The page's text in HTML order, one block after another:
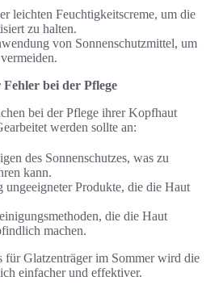
leichten Feuchtigkeitscreme, um die
zu halten.
von Sonnenschutzmittel, um
bei der Pflege
bei der Pflege ihrer Kopfhaut
werden sollte an:
des Sonnenschutzes, was zu
kann.
ungeeigneter Produkte, die die Haut
die die Haut
machen.
Glatzenträger im Sommer wird die
einfacher und effektiver.